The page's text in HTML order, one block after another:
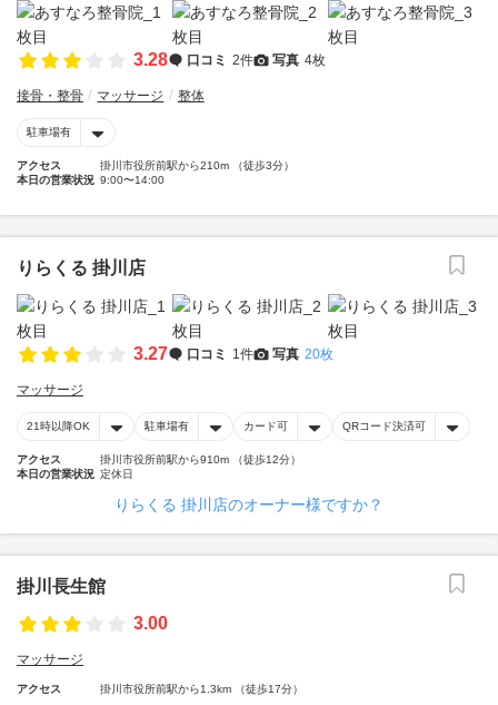
3.28 口コミ 2件 写真 4枚
接骨・整骨 マッサージ 整体
駐車場有
アクセス
掛川市役所前駅から210m （徒歩3分）
本日の営業状況 9:00〜14:00
りらくる 掛川店
3.27 口コミ 1件 写真 20枚
マッサージ
21時以降OK 駐車場有 カード可 QRコード決済可
アクセス
掛川市役所前駅から910m （徒歩12分）
本日の営業状況 定休日
りらくる 掛川店のオーナー様ですか？
掛川長生館
3.00
マッサージ
アクセス 掛川市役所前駅から1.3km （徒歩17分）